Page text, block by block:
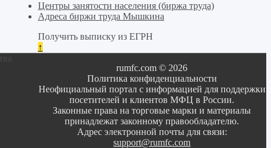
Центры занятости населения (биржа труда)
Адреса биржи труда Мышкина
Получить выписку из ЕГРН
↑
rumfc.com © 2026
Политика конфиденциальности
Неофициальный портал с информацией для поддержки
посетителей и клиентов МФЦ в России.
Законные права на торговые марки и материалы
принадлежат законному правообладателю.
Адрес электронной почты для связи:
support@rumfc.com